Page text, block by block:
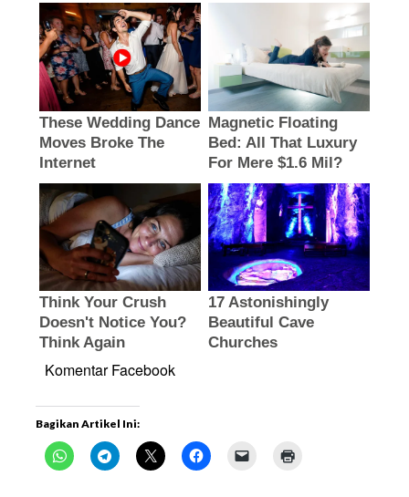
Komentar Facebook
Bagikan Artikel Ini: